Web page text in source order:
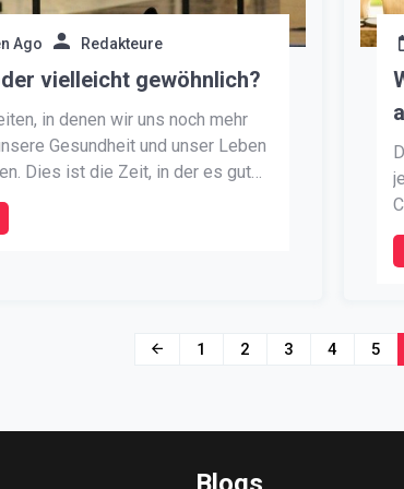
Ago Redakteure
vielleicht gewöhnlich?
in denen wir uns noch mehr
Gesundheit und unser Leben
Dies ist die Zeit, in der es gut
eine gute Ernährung zu achten,
Sportbekleidung mit Aufdruck
1 2 3 4 5